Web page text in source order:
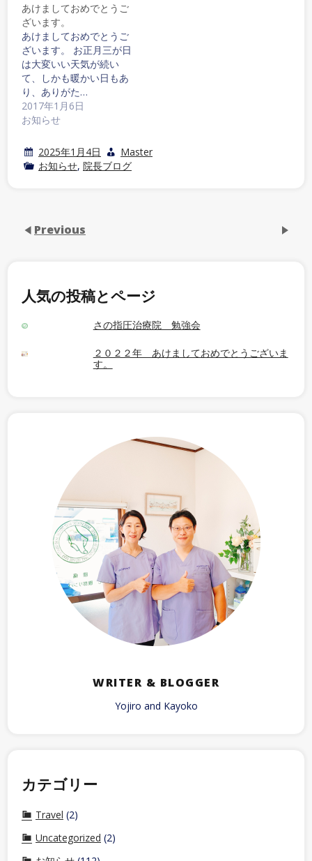
あけましておめでとうご
ざいます。
あけましておめでとうご
ざいます。 お正月三が日
は大変いい天気が続い
て、しかも暖かい日もあ
り、ありがた…
2017年1月6日
お知らせ
2025年1月4日
Master
お知らせ, 院長ブログ
Previous
人気の投稿とページ
さの指圧治療院 勉強会
２０２２年 あけましておめでとうございま
す。
WRITER & BLOGGER
Yojiro and Kayoko
カテゴリー
Travel (2)
Uncategorized (2)